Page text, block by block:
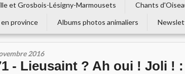
et Grosbois-Lésigny-Marmousets Chants
province Albums photos animaliers
2016
- Lieusaint ? Ah oui ! Joli ! :